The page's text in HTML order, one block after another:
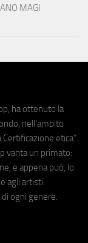
MAGI
ha ottenuto la
nell'ambito
etica".
vanta un primato:
e appena può, lo
agli artisti.
ogni genere.